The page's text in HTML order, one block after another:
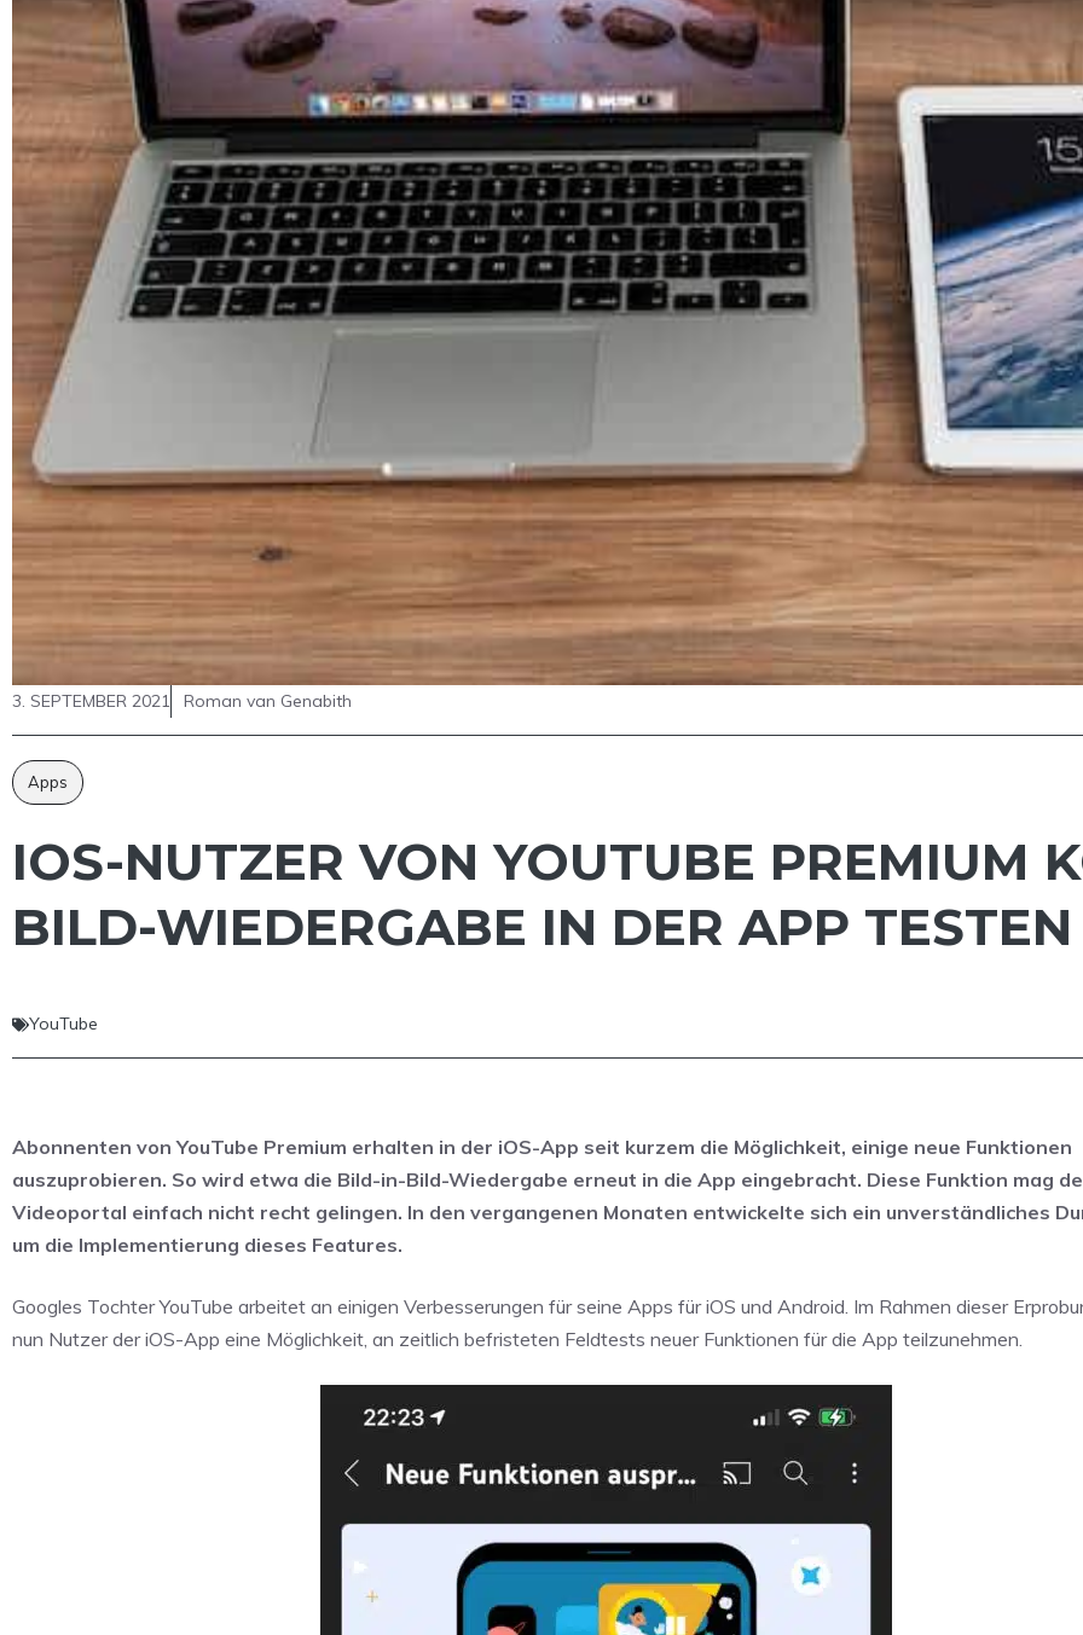
3. SEPTEMBER 2021 Roman van Genabith
Apps
IOS-NUTZER VON YOUTUBE PREMIUM
BILD-WIEDERGABE IN DER APP TESTEN
YouTube
Abonnenten von YouTube Premium erhalten in der iOS-App seit kurzem die Möglichkeit, einige neue Funktionen
auszuprobieren. So wird etwa die Bild-in-Bild-Wiedergabe erneut in die App eingebracht. Diese Funktion mag
Videoportal einfach nicht recht gelingen. In den vergangenen Monaten entwickelte sich ein unverständliches
um die Implementierung dieses Features.
Googles Tochter YouTube arbeitet an einigen Verbesserungen für seine Apps für iOS und Android. Im Rahmen dieser
nun Nutzer der iOS-App eine Möglichkeit, an zeitlich befristeten Feldtests neuer Funktionen für die App teilzunehmen.